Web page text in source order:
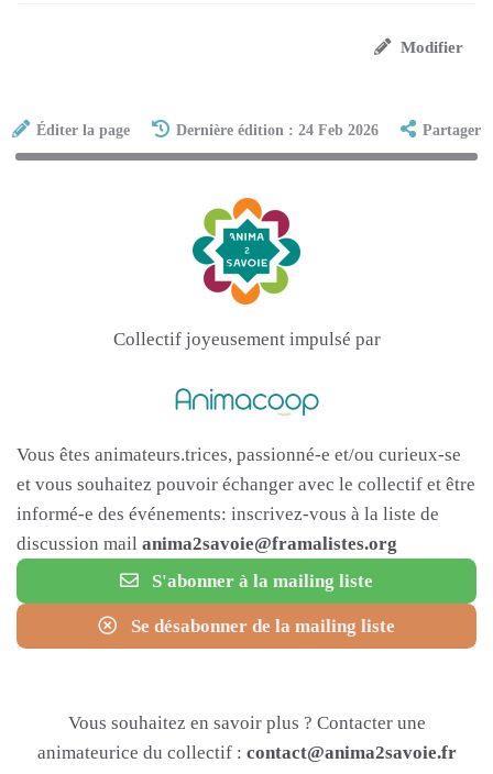
Modifier
Éditer la page Dernière édition : 24 Feb 2026 Partager
Collectif joyeusement impulsé par
Vous êtes animateurs.trices, passionné-e et/ou curieux-se
et vous souhaitez pouvoir échanger avec le collectif et être
informé-e des événements: inscrivez-vous à la liste de
discussion mail anima2savoie@framalistes.org
S'abonner à la mailing liste
Se désabonner de la mailing liste
Vous souhaitez en savoir plus ? Contacter une
animateurice du collectif : contact@anima2savoie.fr